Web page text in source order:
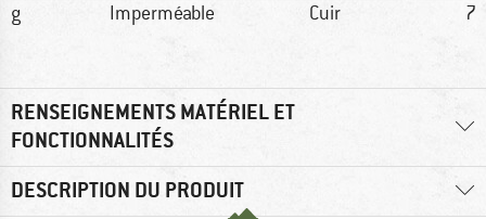
g Imperméable Cuir
RENSEIGNEMENTS MATÉRIEL ET
FONCTIONNALITÉS
DESCRIPTION DU PRODUIT